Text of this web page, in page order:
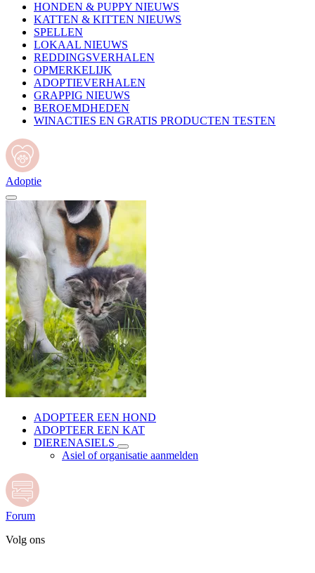
HONDEN & PUPPY NIEUWS
KATTEN & KITTEN NIEUWS
SPELLEN
LOKAAL NIEUWS
REDDINGSVERHALEN
OPMERKELIJK
ADOPTIEVERHALEN
GRAPPIG NIEUWS
BEROEMDHEDEN
WINACTIES EN GRATIS PRODUCTEN TESTEN
Adoptie
ADOPTEER EEN HOND
ADOPTEER EEN KAT
DIERENASIELS
Asiel of organisatie aanmelden
Forum
Volg ons